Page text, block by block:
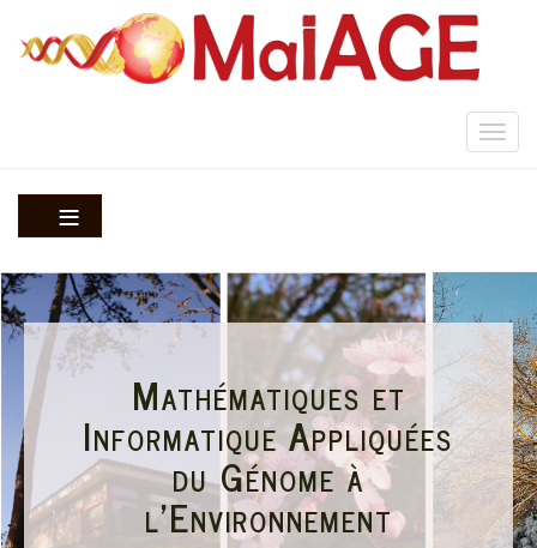
au
contenu
Mathématiques et
Informatique Appliquées
du Génome à
l'Environnement